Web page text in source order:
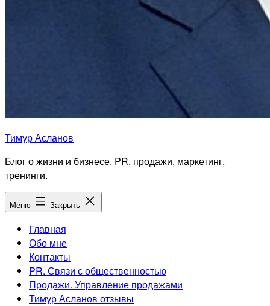
Тимур Асланов
Блог о жизни и бизнесе. PR, продажи, маркетинг,
тренинги.
Меню Закрыть
Главная
Обо мне
Контакты
PR. Связи с общественностью
Продажи. Управление продажами
Тимур Асланов отзывы